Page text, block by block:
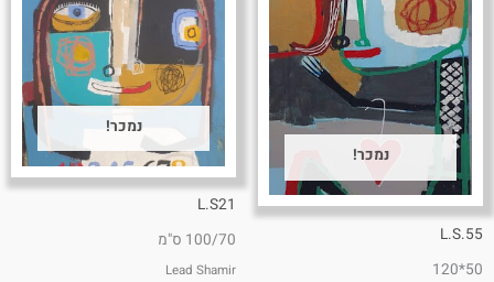
נמכר!
L.S.55
50*120
נמכר!
L.S21
100/70 ס"מ
Lead Shamir